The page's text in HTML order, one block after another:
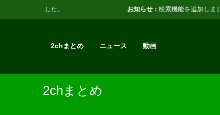
お知らせ : 検索機能を追加しました。
2chまとめ ニュース 動画
2chまとめ